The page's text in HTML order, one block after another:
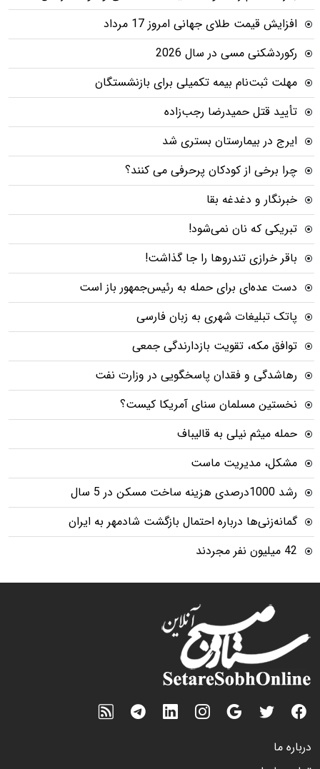
افزایش قیمت طلای جهانی امروز 17 مرداد
رکوردشکنی مسی در سال 2026
مهلت ثبت‌نام بیمه تکمیلی برای بازنشستگان
تأیید قتل حمیدرضا رجب‌زاده
ایرج در بیمارستان بستری شد
چرا برخی از کودکان پرحرفی می کنند؟
خبرنگار و دغدغه بقا
تبریکی که نان نمی‌شود!
باقر خرازی تندروها را جا گذاشت!
دست عده‌ای برای حمله به رئیس‌جمهور باز است
پاتک تبلیغات شهری به زبان فارسی
توافق مکه، تقویت بازدارندگی جمعی
رهاشدگی و فقدان پاسخگویی در وزارت نفت
نخستین مسلمان سنای آمریکا کیست؟
حمله میثم نیلی به قالیباف
مشکل، مدیریت ماست
رشد 1000درصدی هزینه ساخت مسکن در 5 سال
گمانه‌زنی‌ها درباره احتمال بازگشت شادمهر به ایران
42 میلیون نفر مجردند
درباره ما